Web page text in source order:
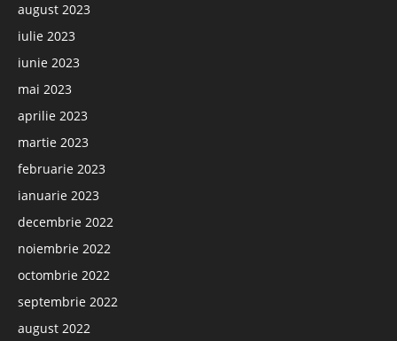
august 2023
iulie 2023
iunie 2023
mai 2023
aprilie 2023
martie 2023
februarie 2023
ianuarie 2023
decembrie 2022
noiembrie 2022
octombrie 2022
septembrie 2022
august 2022